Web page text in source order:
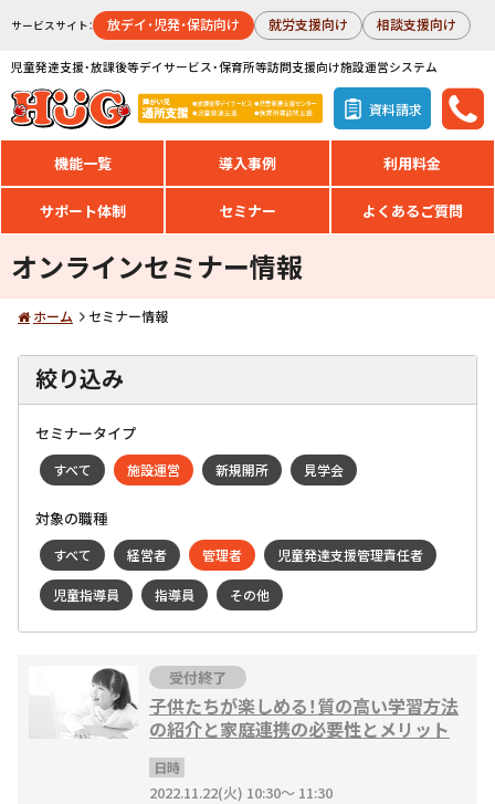
サービスサイト： 放デイ・児発・保訪向け 就労支援向け 相談支援向け
児童発達支援・放課後等デイサービス・保育所等訪問支援向け施設運営システム
資料請求
機能一覧 導入事例 利用料金
サポート体制 セミナー よくあるご質問
オンラインセミナー情報
ホーム セミナー情報
絞り込み
セミナータイプ
すべて 施設運営 新規開所 見学会
対象の職種
すべて 経営者 管理者 児童発達支援管理責任者
児童指導員 指導員 その他
受付終了
子供たちが楽しめる！質の高い学習方法
の紹介と家庭連携の必要性とメリット
日時
2022.11.22(火) 10:30～ 11:30